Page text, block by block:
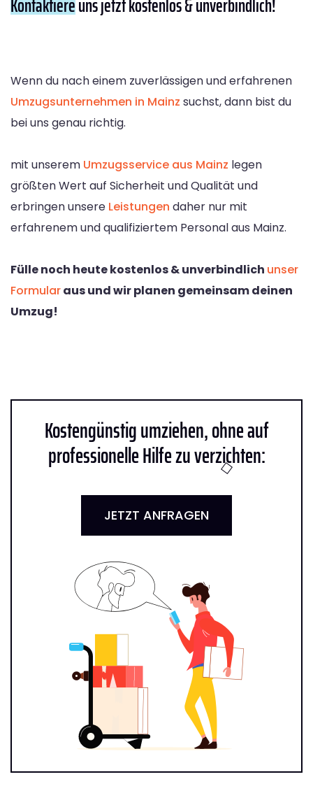
Wenn du nach einem zuverlässigen und erfahrenen
Umzugsunternehmen in Mainz suchst, dann bist du
bei uns genau richtig.
mit unserem Umzugsservice aus Mainz legen
größten Wert auf Sicherheit und Qualität und
erbringen unsere Leistungen daher nur mit
erfahrenem und qualifiziertem Personal aus Mainz.
Fülle noch heute kostenlos & unverbindlich unser
Formularaus und wir planen gemeinsam deinen
Umzug!
Kostengünstig umziehen, ohne auf
professionelle Hilfe zu verzichten:
JETZT ANFRAGEN